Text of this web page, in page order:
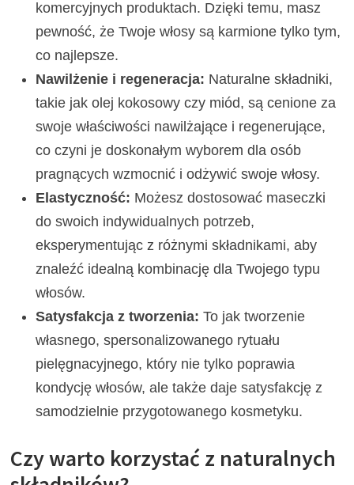
komercyjnych produktach. Dzięki temu, masz
pewność, że Twoje włosy są karmione tylko tym,
co najlepsze.
Nawilżenie i regeneracja: Naturalne składniki,
takie jak olej kokosowy czy miód, są cenione za
swoje właściwości nawilżające i regenerujące,
co czyni je doskonałym wyborem dla osób
pragnących wzmocnić i odżywić swoje włosy.
Elastyczność: Możesz dostosować maseczki
do swoich indywidualnych potrzeb,
eksperymentując z różnymi składnikami, aby
znaleźć idealną kombinację dla Twojego typu
włosów.
Satysfakcja z tworzenia: To jak tworzenie
własnego, spersonalizowanego rytuału
pielęgnacyjnego, który nie tylko poprawia
kondycję włosów, ale także daje satysfakcję z
samodzielnie przygotowanego kosmetyku.
Czy warto korzystać z naturalnych